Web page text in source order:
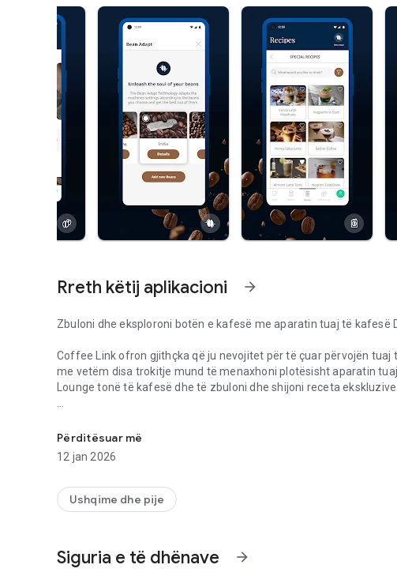
Rreth këtij aplikacioni arrow_forward
Zbuloni dhe eksploroni botën e kafesë me aparatin tuaj të kafesë
Coffee Link ofron gjithçka që ju nevojitet për të çuar përvojën tuaj
me vetëm disa trokitje mund të menaxhoni plotësisht aparatin
Lounge tonë të kafesë dhe të zbuloni dhe shijoni receta ekskluzive.
• Përgatitni pijen tuaj të preferuar nga distanca direkt nga
• Zbuloni dhe përgatitni receta ekskluzive
• Monitoroni statusin e mirëmbajtjes së makinës suaj
Një eksperiencë kafeje plotësisht e personalizuar, për ju dhe
• Krijoni dhe ruani recetat tuaja direkt në aplikacion
Përditësuar më
12 jan 2026
Ushqime dhe pije
Siguria e të dhënave arrow_forward